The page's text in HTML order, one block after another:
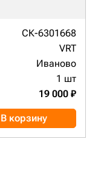
СК-6301668
VRT
Иваново
1 шт
19 000 ₽
В корзину